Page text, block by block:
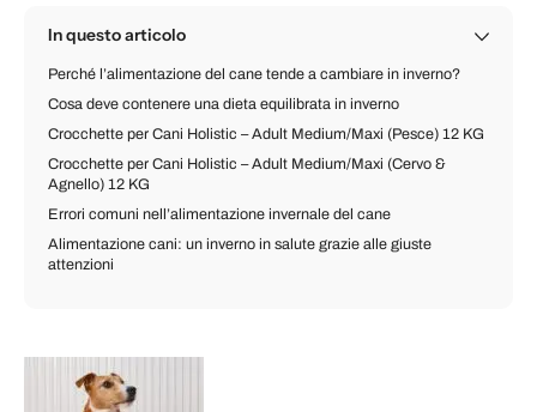
In questo articolo
Perché l’alimentazione del cane tende a cambiare in inverno?
Cosa deve contenere una dieta equilibrata in inverno
Crocchette per Cani Holistic – Adult Medium/Maxi (Pesce) 12 KG
Crocchette per Cani Holistic – Adult Medium/Maxi (Cervo &
Agnello) 12 KG
Errori comuni nell’alimentazione invernale del cane
Alimentazione cani: un inverno in salute grazie alle giuste
attenzioni